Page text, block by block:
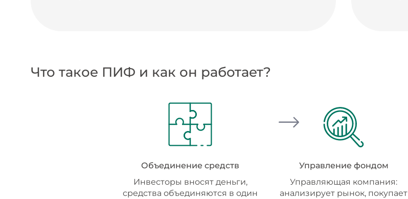
Что такое ПИФ и как он работает?
Объединение средств
Инвесторы вносят деньги,
средства объединяются в один
Управление фондом
Управляющая компания:
анализирует рынок, покупает